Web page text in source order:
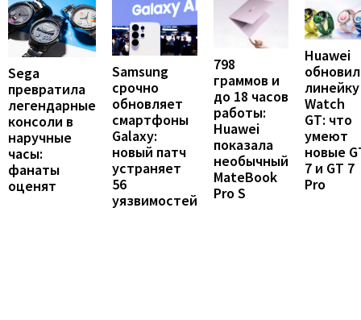
Sega
превратила
легендарные
консоли в
наручные
часы:
фанаты
оценят
Samsung
срочно
обновляет
смартфоны
Galaxy:
новый патч
устраняет
56
уязвимостей
798
граммов и
до 18 часов
работы:
Huawei
показала
необычный
MateBook
Pro S
Huawei
линейку
Watch
GT: что
умеют
новые
7 и GT 7
Pro